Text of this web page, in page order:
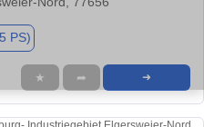
PS)
★ ➦ ➜